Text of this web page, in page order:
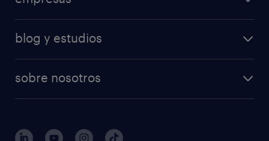
blog y estudios
sobre nosotros